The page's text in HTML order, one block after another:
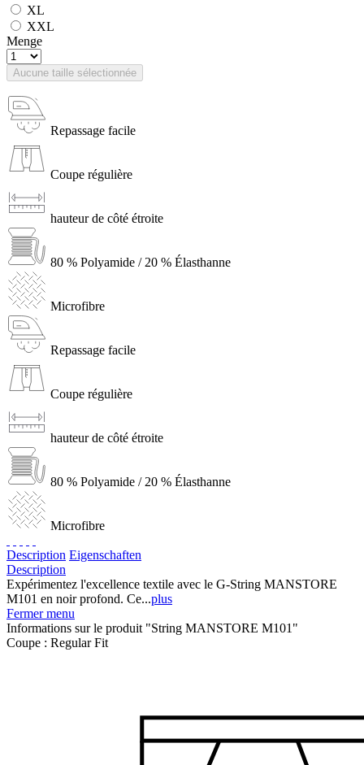
XL
XXL
Menge
Aucune taille sélectionnée
Repassage facile
Coupe régulière
hauteur de côté étroite
80 % Polyamide / 20 % Élasthanne
Microfibre
Repassage facile
Coupe régulière
hauteur de côté étroite
80 % Polyamide / 20 % Élasthanne
Microfibre
Description Eigenschaften
Description
Expérimentez l'excellence textile avec le G-String MANSTORE
M101 en noir profond. Ce...plus
Fermer menu
Informations sur le produit "String MANSTORE M101"
Coupe : Regular Fit